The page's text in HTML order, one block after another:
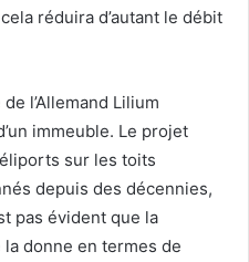
réduira d’autant le débit
l’Allemand Lilium
immeuble. Le projet
sur les toits
depuis des décennies,
pas évident que la
donne en termes de